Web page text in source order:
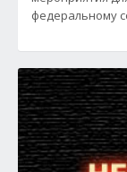
федеральному